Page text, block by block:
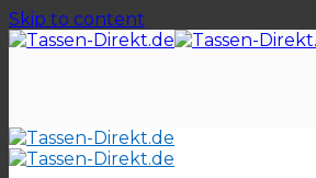
Skip to content